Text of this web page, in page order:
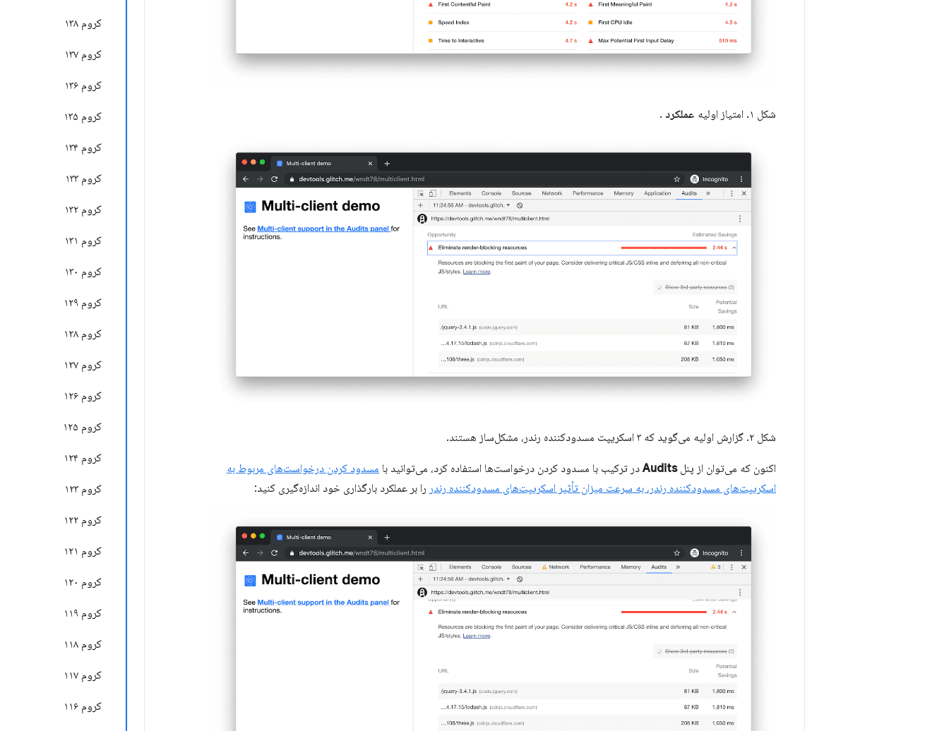
کروم ۱۳۸
کروم ۱۳۷
کروم ۱۳۶
کروم ۱۳۵
کروم ۱۳۴
کروم ۱۳۳
کروم ۱۳۲
کروم ۱۳۱
کروم ۱۳۰
کروم ۱۲۹
کروم ۱۲۸
کروم ۱۲۷
کروم ۱۲۶
کروم ۱۲۵
کروم ۱۲۴
کروم ۱۲۳
کروم ۱۲۲
کروم ۱۲۱
کروم ۱۲۰
کروم ۱۱۹
کروم ۱۱۸
کروم ۱۱۷
کروم ۱۱۶
شکل ۱. امتیاز اولیه عملکرد .
شکل ۲. گزارش اولیه می‌گوید که ۳ اسکریپت مسدودکننده رندر، مشکل‌ساز هستند.
اکنون که می‌توان از پنلAuditsدر ترکیب با مسدود کردن درخواست‌ها استفاده کرد، می‌توانید با مسدود کردن درخواست‌های مربوط به
اسکریپت‌های مسدودکننده رندر، به سرعت میزان تأثیر اسکریپت‌های مسدودکننده رندر را بر عملکرد بارگذاری خود اندازه‌گیری کنید: